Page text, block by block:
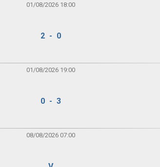
01/08/2026 18:00
2 - 0
01/08/2026 19:00
0 - 3
08/08/2026 07:00